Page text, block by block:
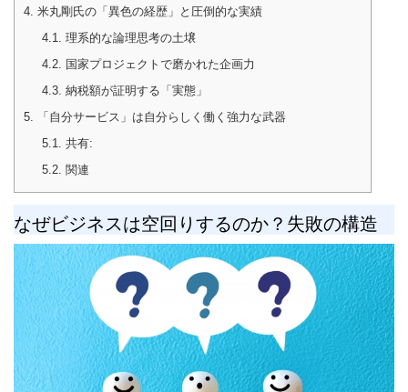
4. 米丸剛氏の「異色の経歴」と圧倒的な実績
4.1. 理系的な論理思考の土壌
4.2. 国家プロジェクトで磨かれた企画力
4.3. 納税額が証明する「実態」
5. 「自分サービス」は自分らしく働く強力な武器
5.1. 共有:
5.2. 関連
なぜビジネスは空回りするのか？失敗の構造